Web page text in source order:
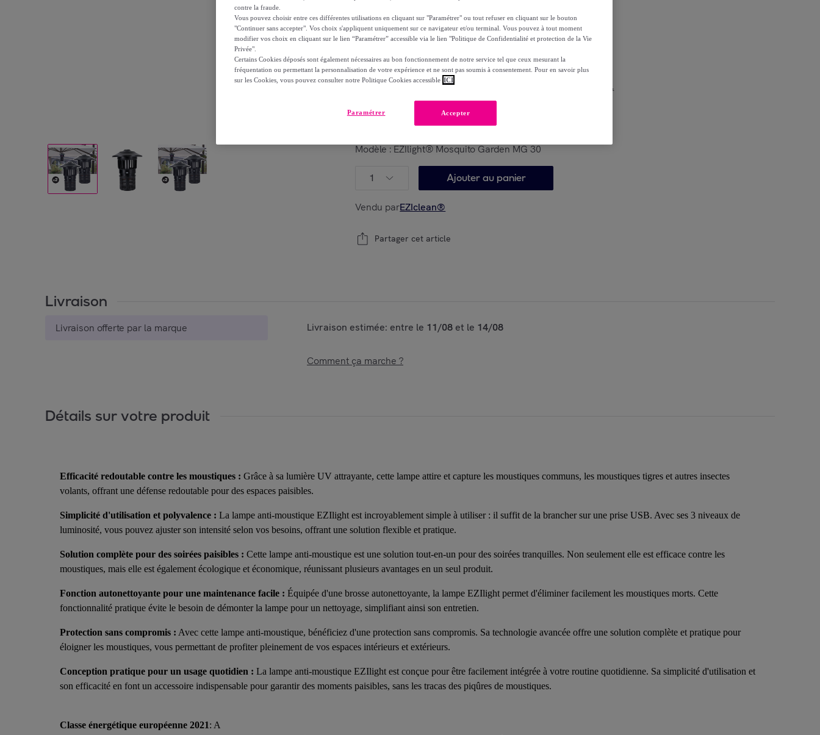
dontéco-part.: 0,72 €
Reprise possible de votre ancien produit voir les conditions.
Modèle : EZIlight® Mosquito Garden MG 30
1 Ajouter au panier
Vendu parEZIclean®
Partager cet article
Livraison
Livraison offerte par la marque Livraison estimée: entre le 11/08 et le 14/08
Comment ça marche ?
Détails sur votre produit
Efficacité redoutable contre les moustiques : Grâce à sa lumière UV attrayante, cette lampe attire et capture les moustiques communs, les moustiques tigres et autres insectes
volants, offrant une défense redoutable pour des espaces paisibles.
Simplicité d'utilisation et polyvalence : La lampe anti-moustique EZIlight est incroyablement simple à utiliser : il suffit de la brancher sur une prise USB. Avec ses 3 niveaux de
luminosité, vous pouvez ajuster son intensité selon vos besoins, offrant une solution flexible et pratique.
Solution complète pour des soirées paisibles : Cette lampe anti-moustique est une solution tout-en-un pour des soirées tranquilles. Non seulement elle est efficace contre les
moustiques, mais elle est également écologique et économique, réunissant plusieurs avantages en un seul produit.
Fonction autonettoyante pour une maintenance facile : Équipée d'une brosse autonettoyante, la lampe EZIlight permet d'éliminer facilement les moustiques morts. Cette
fonctionnalité pratique évite le besoin de démonter la lampe pour un nettoyage, simplifiant ainsi son entretien.
Protection sans compromis : Avec cette lampe anti-moustique, bénéficiez d'une protection sans compromis. Sa technologie avancée offre une solution complète et pratique pour
éloigner les moustiques, vous permettant de profiter pleinement de vos espaces intérieurs et extérieurs.
Conception pratique pour un usage quotidien : La lampe anti-moustique EZIlight est conçue pour être facilement intégrée à votre routine quotidienne. Sa simplicité d'utilisation et
son efficacité en font un accessoire indispensable pour garantir des moments paisibles, sans les tracas des piqûres de moustiques.
Classe énergétique européenne 2021: A
contre la fraude.
Vous pouvez choisir entre ces différentes utilisations en cliquant sur "Paramétrer" ou tout refuser en cliquant sur le bouton
"Continuer sans accepter". Vos choix s'appliquent uniquement sur ce navigateur et/ou terminal. Vous pouvez à tout moment
modifier vos choix en cliquant sur le lien “Paramétrer” accessible via le lien "Politique de Confidentialité et protection de la Vie
Privée".
Certains Cookies déposés sont également nécessaires au bon fonctionnement de notre service tel que ceux mesurant la
fréquentation ou permettant la personnalisation de votre expérience et ne sont pas soumis à consentement. Pour en savoir plus
sur les Cookies, vous pouvez consulter notre Politique Cookies accessible ICI
Accepter
Paramétrer